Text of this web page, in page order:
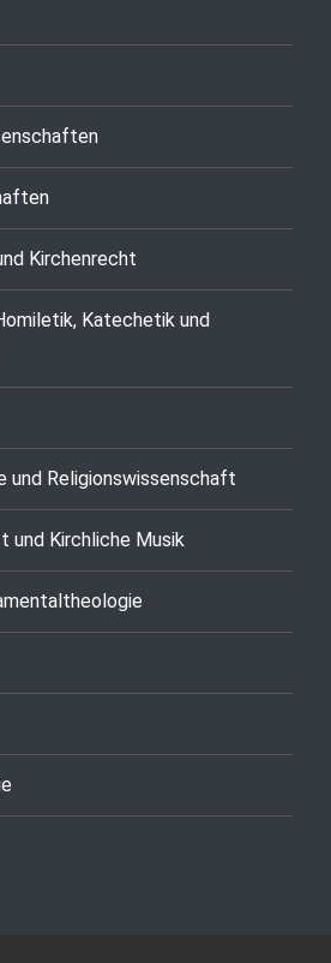
Kirchenrecht
Katechetik und
und Religionswissenschaft
und Kirchliche Musik